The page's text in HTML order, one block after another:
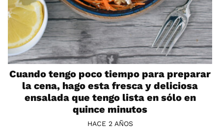
Cuando tengo poco tiempo para preparar
la cena, hago esta fresca y deliciosa
ensalada que tengo lista en sólo en
quince minutos
HACE 2 AÑOS